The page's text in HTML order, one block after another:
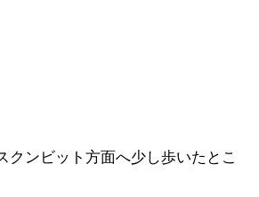
クンビット方面へ少し歩いたとこ